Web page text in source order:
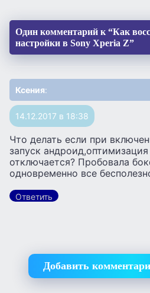
Один комментарий к “Как
настройки в Sony Xperia Z”
Ксения:
14.12.2017 в 18:38
Что делать если при
запуск
отключается? Пробовала
одновременно все
Ответить
Добавить